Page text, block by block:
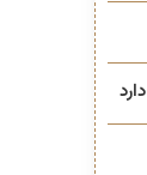
دارد